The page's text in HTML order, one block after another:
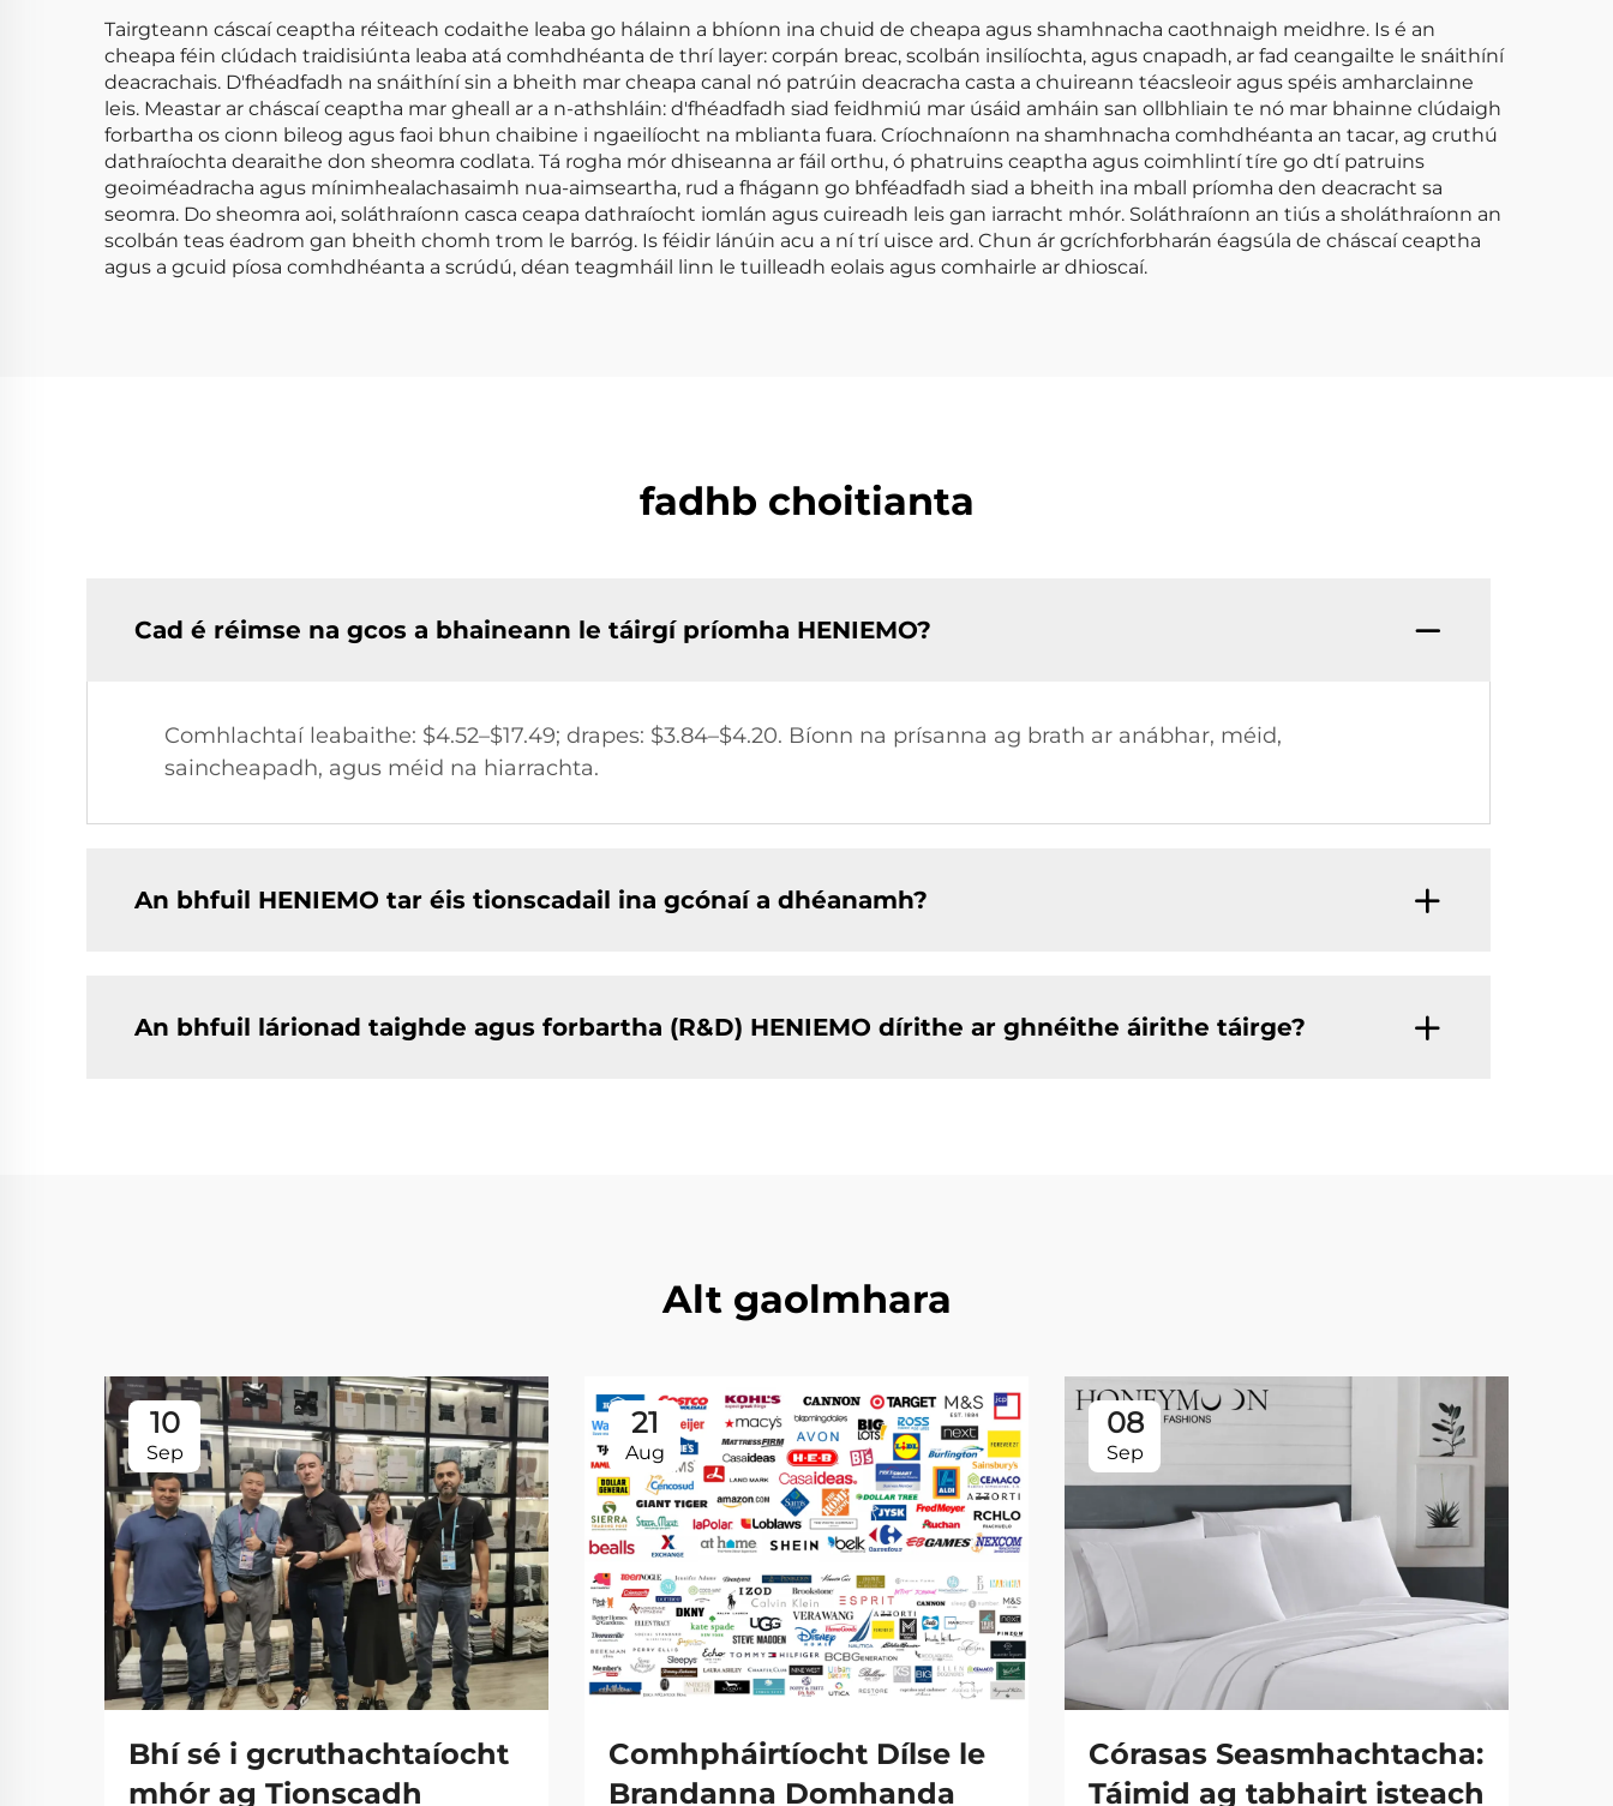
Tairgteann cáscaí ceaptha réiteach codaithe leaba go hálainn a bhíonn ina chuid de cheapa agus shamhnacha caothnaigh meidhre. Is é an
cheapa féin clúdach traidisiúnta leaba atá comhdhéanta de thrí layer: corpán breac, scolbán insilíochta, agus cnapadh, ar fad ceangailte le snáithíní
deacrachais. D'fhéadfadh na snáithíní sin a bheith mar cheapa canal nó patrúin deacracha casta a chuireann téacsleoir agus spéis amharclainne
leis. Meastar ar cháscaí ceaptha mar gheall ar a n-athshláin: d'fhéadfadh siad feidhmiú mar úsáid amháin san ollbhliain te nó mar bhainne clúdaigh
forbartha os cionn bileog agus faoi bhun chaibine i ngaeilíocht na mblianta fuara. Críochnaíonn na shamhnacha comhdhéanta an tacar, ag cruthú
dathraíochta dearaithe don sheomra codlata. Tá rogha mór dhiseanna ar fáil orthu, ó phatruins ceaptha agus coimhlintí tíre go dtí patruins
geoiméadracha agus mínimhealachasaimh nua-aimseartha, rud a fhágann go bhféadfadh siad a bheith ina mball príomha den deacracht sa
seomra. Do sheomra aoi, soláthraíonn casca ceapa dathraíocht iomlán agus cuireadh leis gan iarracht mhór. Soláthraíonn an tiús a sholáthraíonn an
scolbán teas éadrom gan bheith chomh trom le barróg. Is féidir lánúin acu a ní trí uisce ard. Chun ár gcríchforbharán éagsúla de cháscaí ceaptha
agus a gcuid píosa comhdhéanta a scrúdú, déan teagmháil linn le tuilleadh eolais agus comhairle ar dhioscaí.
fadhb choitianta
Cad é réimse na gcos a bhaineann le táirgí príomha HENIEMO?
Comhlachtaí leabaithe: $4.52–$17.49; drapes: $3.84–$4.20. Bíonn na prísanna ag brath ar anábhar, méid,
saincheapadh, agus méid na hiarrachta.
An bhfuil HENIEMO tar éis tionscadail ina gcónaí a dhéanamh?
An bhfuil lárionad taighde agus forbartha (R&D) HENIEMO dírithe ar ghnéithe áirithe táirge?
Alt gaolmhara
10
Sep
Bhí sé i gcruthachtaíocht
mhór ag Tionscadh
21
Aug
Comhpháirtíocht Dílse le
Brandanna Domhanda
08
Sep
Córasas Seasmhachtacha:
Táimid ag tabhairt isteach